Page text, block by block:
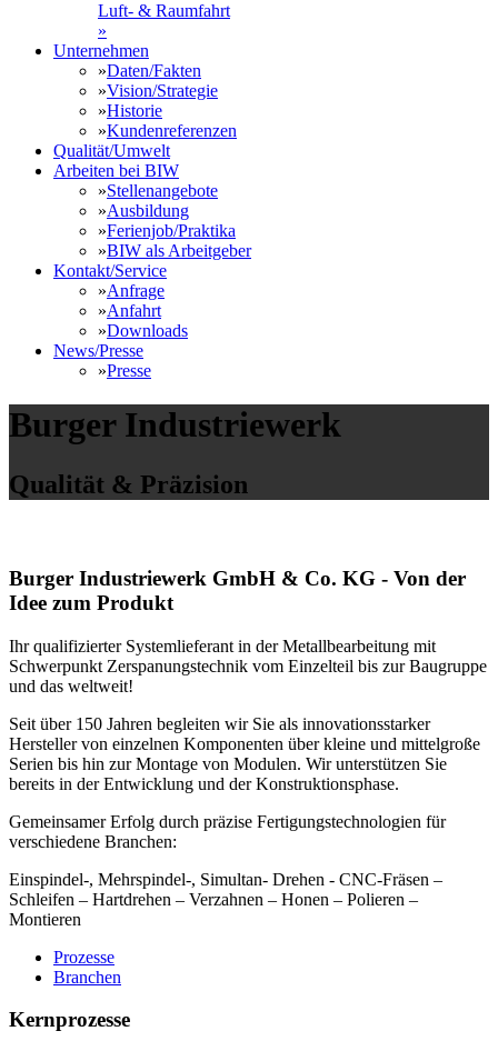
Luft- & Raumfahrt
»
Unternehmen
»Daten/Fakten
»Vision/Strategie
»Historie
»Kundenreferenzen
Qualität/Umwelt
Arbeiten bei BIW
»Stellenangebote
»Ausbildung
»Ferienjob/Praktika
»BIW als Arbeitgeber
Kontakt/Service
»Anfrage
»Anfahrt
»Downloads
News/Presse
»Presse
Burger Industriewerk
Qualität & Präzision
Burger Industriewerk GmbH & Co. KG - Von der
Idee zum Produkt
Ihr qualifizierter Systemlieferant in der Metallbearbeitung mit
Schwerpunkt Zerspanungstechnik vom Einzelteil bis zur Baugruppe
und das weltweit!
Seit über 150 Jahren begleiten wir Sie als innovationsstarker
Hersteller von einzelnen Komponenten über kleine und mittelgroße
Serien bis hin zur Montage von Modulen. Wir unterstützen Sie
bereits in der Entwicklung und der Konstruktionsphase.
Gemeinsamer Erfolg durch präzise Fertigungstechnologien für
verschiedene Branchen:
Einspindel-, Mehrspindel-, Simultan- Drehen - CNC-Fräsen –
Schleifen – Hartdrehen – Verzahnen – Honen ­– Polieren –
Montieren
Prozesse
Branchen
Kernprozesse